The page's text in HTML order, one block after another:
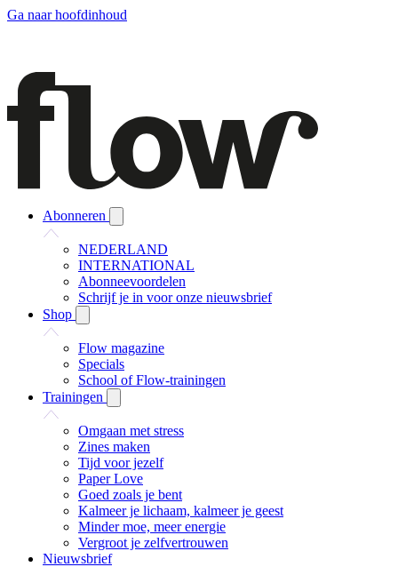
Ga naar hoofdinhoud
Abonneren
NEDERLAND
INTERNATIONAL
Abonneevoordelen
Schrijf je in voor onze nieuwsbrief
Shop
Flow magazine
Specials
School of Flow-trainingen
Trainingen
Omgaan met stress
Zines maken
Tijd voor jezelf
Paper Love
Goed zoals je bent
Kalmeer je lichaam, kalmeer je geest
Minder moe, meer energie
Vergroot je zelfvertrouwen
Nieuwsbrief